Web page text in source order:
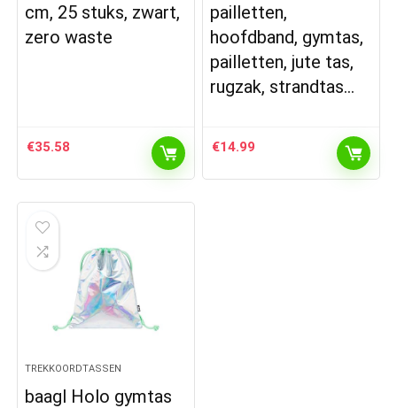
cm, 25 stuks, zwart,
zero waste
€35.58
pailletten,
hoofdband, gymtas,
pailletten, jute tas,
rugzak, strandtas…
€14.99
TREKKOORDTASSEN
baagl Holo gymtas